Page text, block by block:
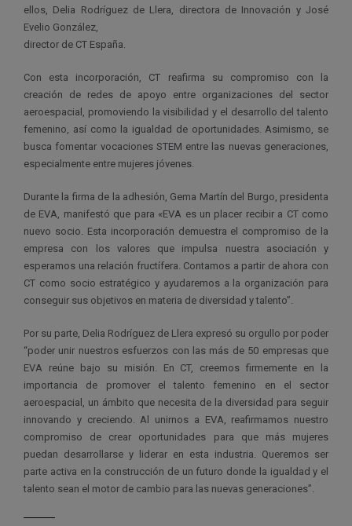
ellos, Delia Rodríguez de Llera, directora de Innovación y José
Evelio González,
director de CT España.
Con esta incorporación, CT reafirma su compromiso con la
creación de redes de apoyo entre organizaciones del sector
aeroespacial, promoviendo la visibilidad y el desarrollo del talento
femenino, así como la igualdad de oportunidades. Asimismo, se
busca fomentar vocaciones STEM entre las nuevas generaciones,
especialmente entre mujeres jóvenes.
Durante la firma de la adhesión, Gema Martín del Burgo, presidenta
de EVA, manifestó que para «EVA es un placer recibir a CT como
nuevo socio. Esta incorporación demuestra el compromiso de la
empresa con los valores que impulsa nuestra asociación y
esperamos una relación fructífera. Contamos a partir de ahora con
CT como socio estratégico y ayudaremos a la organización para
conseguir sus objetivos en materia de diversidad y talento”.
Por su parte, Delia Rodríguez de Llera expresó su orgullo por poder
“poder unir nuestros esfuerzos con las más de 50 empresas que
EVA reúne bajo su misión. En CT, creemos firmemente en la
importancia de promover el talento femenino en el sector
aeroespacial, un ámbito que necesita de la diversidad para seguir
innovando y creciendo. Al unirnos a EVA, reafirmamos nuestro
compromiso de crear oportunidades para que más mujeres
puedan desarrollarse y liderar en esta industria. Queremos ser
parte activa en la construcción de un futuro donde la igualdad y el
talento sean el motor de cambio para las nuevas generaciones”.